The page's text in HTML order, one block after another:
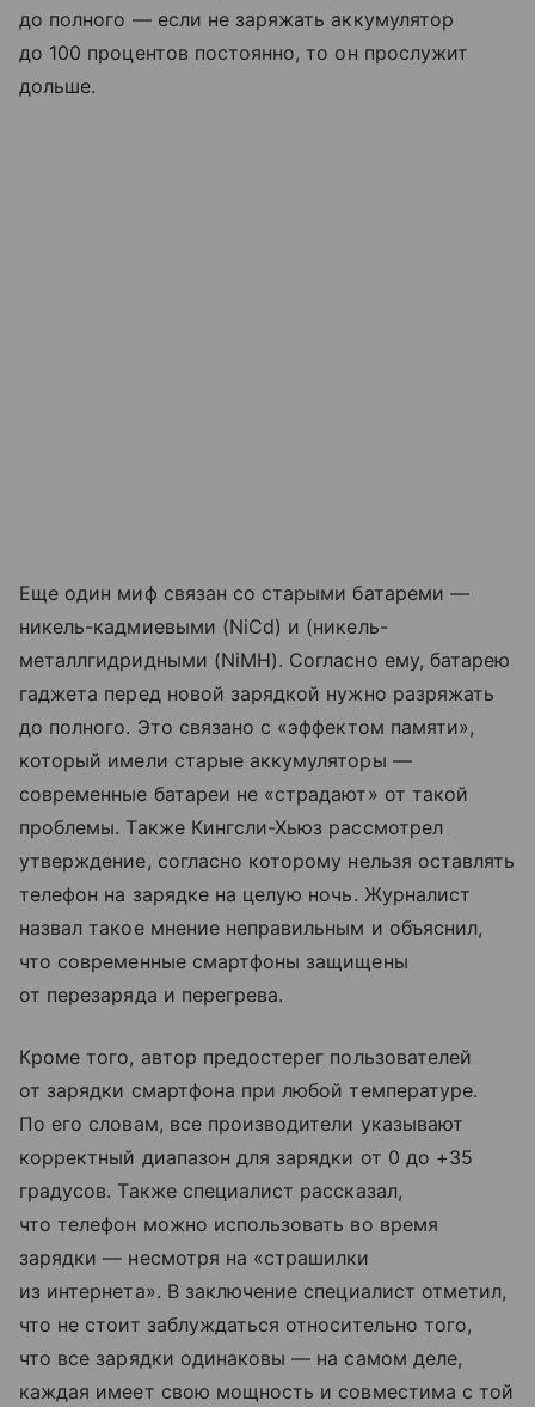
до полного — если не заряжать аккумулятор
до 100 процентов постоянно, то он прослужит
дольше.
Еще один миф связан со старыми батареми —
никель-кадмиевыми (NiCd) и (никель-
металлгидридными (NiMH). Согласно ему, батарею
гаджета перед новой зарядкой нужно разряжать
до полного. Это связано с «эффектом памяти»,
который имели старые аккумуляторы —
современные батареи не «страдают» от такой
проблемы. Также Кингсли-Хьюз рассмотрел
утверждение, согласно которому нельзя оставлять
телефон на зарядке на целую ночь. Журналист
назвал такое мнение неправильным и объяснил,
что современные смартфоны защищены
от перезаряда и перегрева.
Кроме того, автор предостерег пользователей
от зарядки смартфона при любой температуре.
По его словам, все производители указывают
корректный диапазон для зарядки от 0 до +35
градусов. Также специалист рассказал,
что телефон можно использовать во время
зарядки — несмотря на «страшилки
из интернета». В заключение специалист отметил,
что не стоит заблуждаться относительно того,
что все зарядки одинаковы — на самом деле,
каждая имеет свою мощность и совместима с той